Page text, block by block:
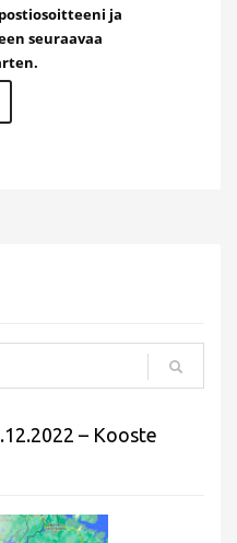
ja
seuraavaa
– Kooste